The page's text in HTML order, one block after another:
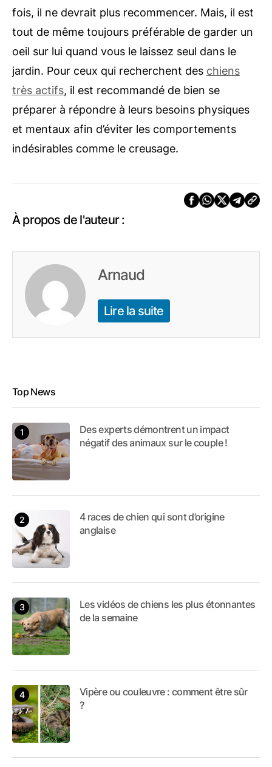
fois, il ne devrait plus recommencer. Mais, il est
tout de même toujours préférable de garder un
oeil sur lui quand vous le laissez seul dans le
jardin. Pour ceux qui recherchent des chiens
très actifs, il est recommandé de bien se
préparer à répondre à leurs besoins physiques
et mentaux afin d’éviter les comportements
indésirables comme le creusage.
À propos de l'auteur :
Arnaud
Lire la suite
Top News
Des experts démontrent un impact
négatif des animaux sur le couple !
4 races de chien qui sont d’origine
anglaise
Les vidéos de chiens les plus étonnantes
de la semaine
Vipère ou couleuvre : comment être sûr
?